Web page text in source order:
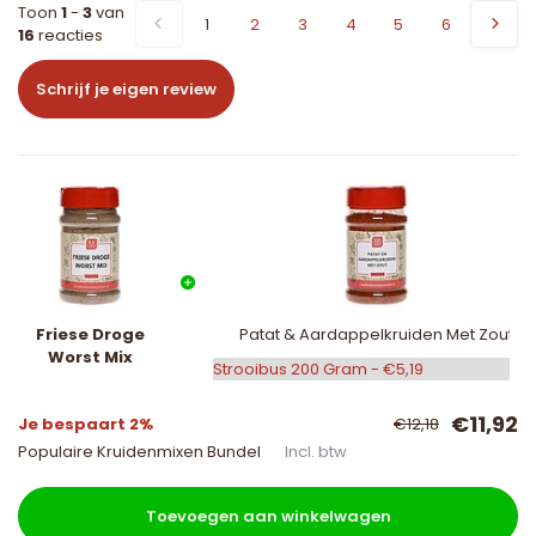
Toon 1- 3van
16 reacties 1 2 3 4 5 6
Schrijf je eigen review
Friese Droge
Worst Mix
Patat & Aardappelkruiden Met Zout
Je bespaart 2% €12,18 €11,92
Populaire Kruidenmixen Bundel Incl. btw
Toevoegen aan winkelwagen